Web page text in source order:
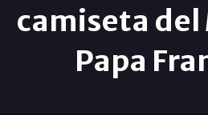
camiseta del
Papa